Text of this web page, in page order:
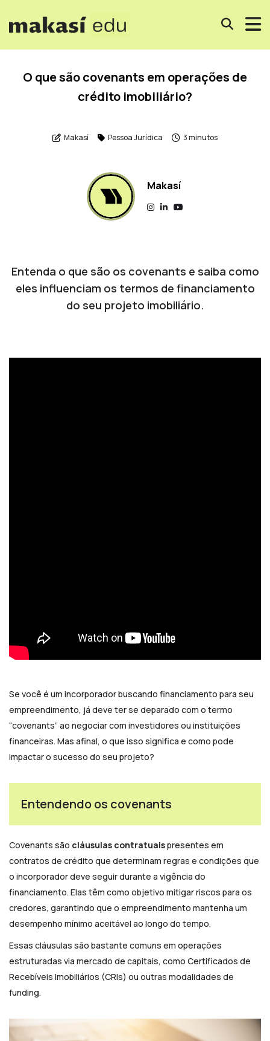
O que são covenants em operações de
crédito imobiliário?
Makasí Pessoa Jurídica 3 minutos
Makasí
Entenda o que são os covenants e saiba como
eles influenciam os termos de financiamento
do seu projeto imobiliário.
Se você é um incorporador buscando financiamento para seu
empreendimento, já deve ter se deparado com o termo
“covenants” ao negociar com investidores ou instituições
financeiras. Mas afinal, o que isso significa e como pode
impactar o sucesso do seu projeto?
Entendendo os covenants
Covenants são cláusulas contratuaispresentes em
contratos de crédito que determinam regras e condições que
o incorporador deve seguir durante a vigência do
financiamento. Elas têm como objetivo mitigar riscos para os
credores, garantindo que o empreendimento mantenha um
desempenho mínimo aceitável ao longo do tempo.
Essas cláusulas são bastante comuns em operações
estruturadas via mercado de capitais, como Certificados de
Recebíveis Imobiliários (CRIs) ou outras modalidades de
funding.